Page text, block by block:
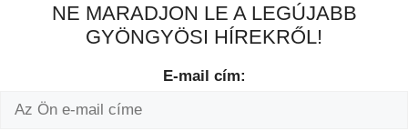
NE MARADJON LE A LEGÚJABB
GYÖNGYÖSI HÍREKRŐL!
E-mail cím: